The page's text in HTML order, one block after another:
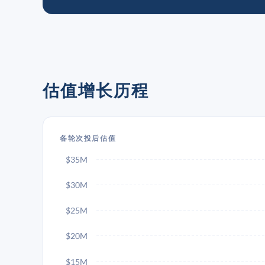
估值增长历程
各轮次投后估值
$15M
$20M
$25M
$30M
$35M